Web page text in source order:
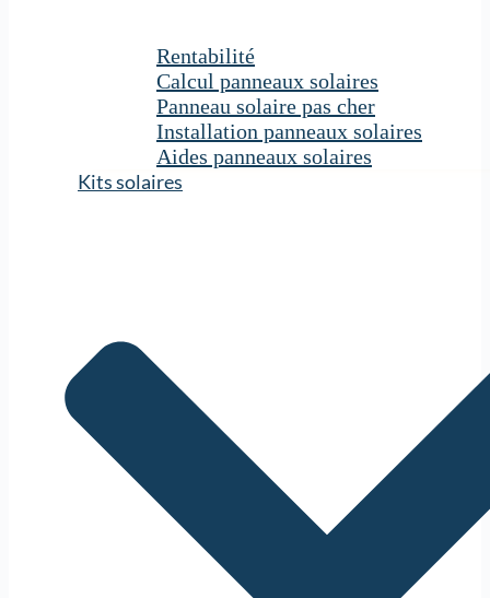
Rentabilité
Calcul panneaux solaires
Panneau solaire pas cher
Installation panneaux solaires
Aides panneaux solaires
Kits solaires